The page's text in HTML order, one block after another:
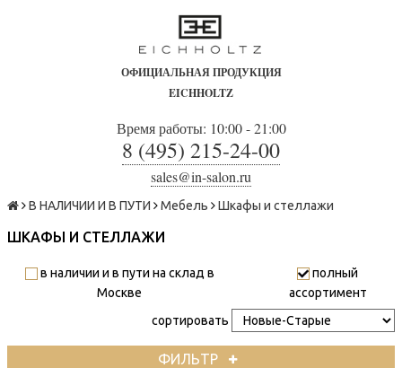
ОФИЦИАЛЬНАЯ ПРОДУКЦИЯ
EICHHOLTZ
Время работы: 10:00 - 21:00
8 (495) 215-24-00
sales@in-salon.ru
В НАЛИЧИИ И В ПУТИ Мебель Шкафы и стеллажи
ШКАФЫ И СТЕЛЛАЖИ
в наличии и в пути на склад в
Москве
полный
ассортимент
сортировать
ФИЛЬТР